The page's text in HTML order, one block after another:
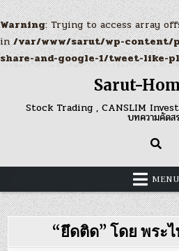
Warning: Trying to access array
in/var/www/sarut/wp-content/
share-and-google-1/tweet-like-
content
Sarut-
Stock Trading , CANSLIM
บทความคัดส
MENU